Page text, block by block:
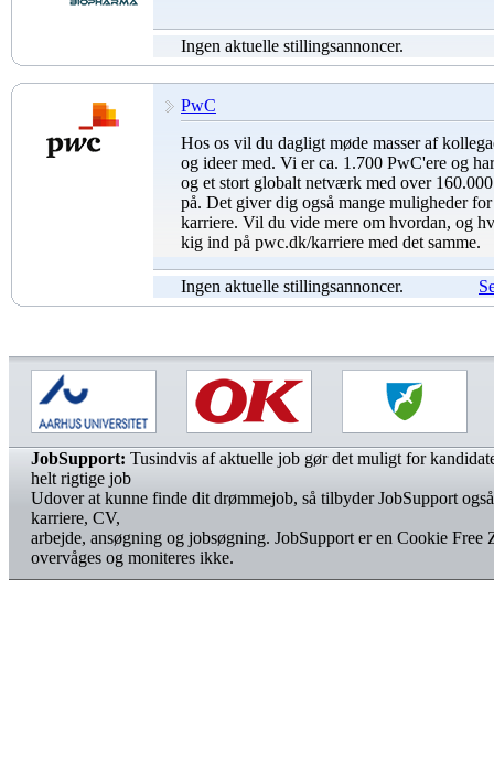
Ingen aktuelle stillingsannoncer.
PwC
Hos os vil du dagligt møde masser af
og ideer med. Vi er ca. 1.700 PwC'ere og
og et stort globalt netværk med over
på. Det giver dig også mange muligheder
karriere. Vil du vide mere om hvordan, og
kig ind på pwc.dk/karriere med det samme.
Ingen aktuelle stillingsannoncer.
JobSupport: Tusindvis af aktuelle job gør det muligt for
helt rigtige job
Udover at kunne finde dit drømmejob, så tilbyder JobSupport
karriere, CV,
arbejde, ansøgning og jobsøgning. JobSupport er en Cookie Free
overvåges og moniteres ikke.